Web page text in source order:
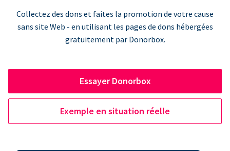
Collectez des dons et faites la promotion de votre cause
sans site Web - en utilisant les pages de dons hébergées
gratuitement par Donorbox.
Essayer Donorbox
Exemple en situation réelle